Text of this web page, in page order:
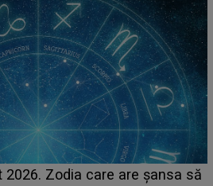
prima zi. Cine sunt artiștii